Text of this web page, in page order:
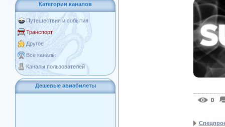
Категории каналов
Путешествия и события
Транспорт
Другое
Все каналы
Каналы пользователей
Дешевые авиабилеты
0